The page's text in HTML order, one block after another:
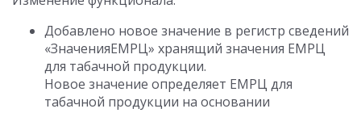
Добавлено новое значение в регистр сведений
«ЗначенияЕМРЦ» хранящий значения ЕМРЦ
для табачной продукции.
Новое значение определяет ЕМРЦ для
табачной продукции на основании